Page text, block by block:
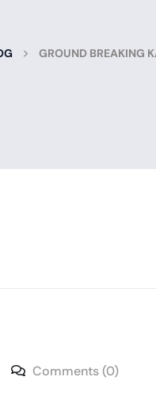
> GROUND BREAKING
Comments (0)